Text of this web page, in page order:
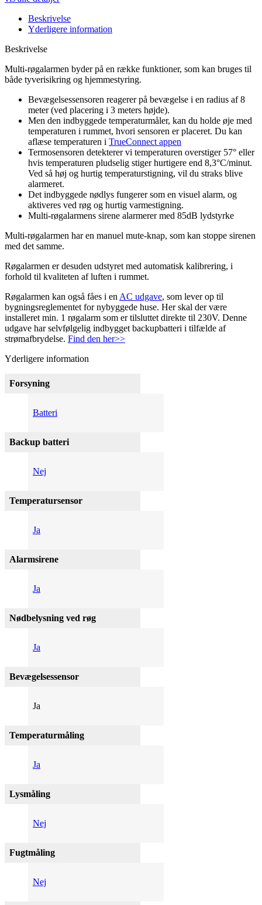
Beskrivelse
Yderligere information
Beskrivelse
Multi-røgalarmen byder på en række funktioner, som kan bruges til
både tyverisikring og hjemmestyring.
Bevægelsessensoren reagerer på bevægelse i en radius af 8
meter (ved placering i 3 meters højde).
Men den indbyggede temperaturmåler, kan du holde øje med
temperaturen i rummet, hvori sensoren er placeret. Du kan
aflæse temperaturen i TrueConnect appen
Termosensoren detekterer vi temperaturen overstiger 57° eller
hvis temperaturen pludselig stiger hurtigere end 8,3°C/minut.
Ved så høj og hurtig temperaturstigning, vil du straks blive
alarmeret.
Det indbyggede nødlys fungerer som en visuel alarm, og
aktiveres ved røg og hurtig varmestigning.
Multi-røgalarmens sirene alarmerer med 85dB lydstyrke
Multi-røgalarmen har en manuel mute-knap, som kan stoppe sirenen
med det samme.
Røgalarmen er desuden udstyret med automatisk kalibrering, i
forhold til kvaliteten af luften i rummet.
Røgalarmen kan også fåes i en AC udgave, som lever op til
bygningsreglementet for nybyggede huse. Her skal der være
installeret min. 1 røgalarm som er tilsluttet direkte til 230V. Denne
udgave har selvfølgelig indbygget backupbatteri i tilfælde af
strømafbrydelse. Find den her>>
Yderligere information
Forsyning
Batteri
Backup batteri
Nej
Temperatursensor
Ja
Alarmsirene
Ja
Nødbelysning ved røg
Ja
Bevægelsessensor
Ja
Temperaturmåling
Ja
Lysmåling
Nej
Fugtmåling
Nej